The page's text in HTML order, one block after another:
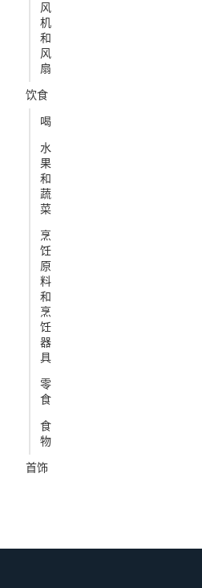
风
机
和
风
扇
饮食
喝
水
果
和
蔬
菜
烹
饪
原
料
和
烹
饪
器
具
零
食
食
物
首饰